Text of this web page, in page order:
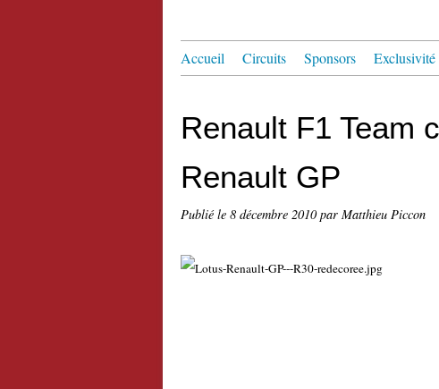
Accueil Circuits Sponsors Exclusivité
Renault F1 Team
Renault GP
Publié le 8 décembre 2010par Matthieu Piccon